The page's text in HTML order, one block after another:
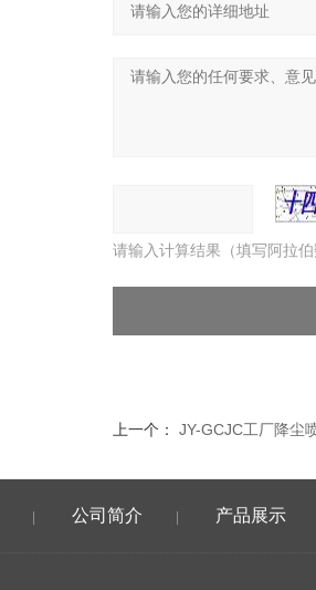
请输入计算结果（填写阿拉
上一个： JY-GCJC工厂降尘
公司简介 产品展示